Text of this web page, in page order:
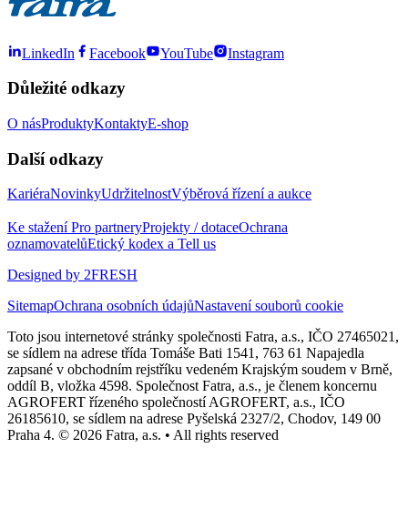
LinkedIn Facebook YouTube Instagram
Důležité odkazy
O násProduktyKontaktyE-shop
Další odkazy
KariéraNovinkyUdržitelnostVýběrová řízení a aukce
Ke staženíPro partneryProjekty / dotaceOchrana
oznamovatelůEtický kodex a Tell us
Designed by 2FRESH
SitemapOchrana osobních údajůNastavení souborů cookie
Toto jsou internetové stránky společnosti Fatra, a.s., IČO 27465021,
se sídlem na adrese třída Tomáše Bati 1541, 763 61 Napajedla
zapsané v obchodním rejstříku vedeném Krajským soudem v Brně,
oddíl B, vložka 4598. Společnost Fatra, a.s., je členem koncernu
AGROFERT řízeného společností AGROFERT, a.s., IČO
26185610, se sídlem na adrese Pyšelská 2327/2, Chodov, 149 00
Praha 4. © 2026 Fatra, a.s. • All rights reserved